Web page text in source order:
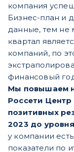
компания
Бизнес-план и
данные, тем не
квартал
компаний, по
финансовый
Мы повышаем
Россети
позитивных
2023 до
у компании
показатели по